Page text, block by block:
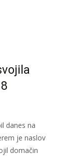
danes na
je naslov
domačin